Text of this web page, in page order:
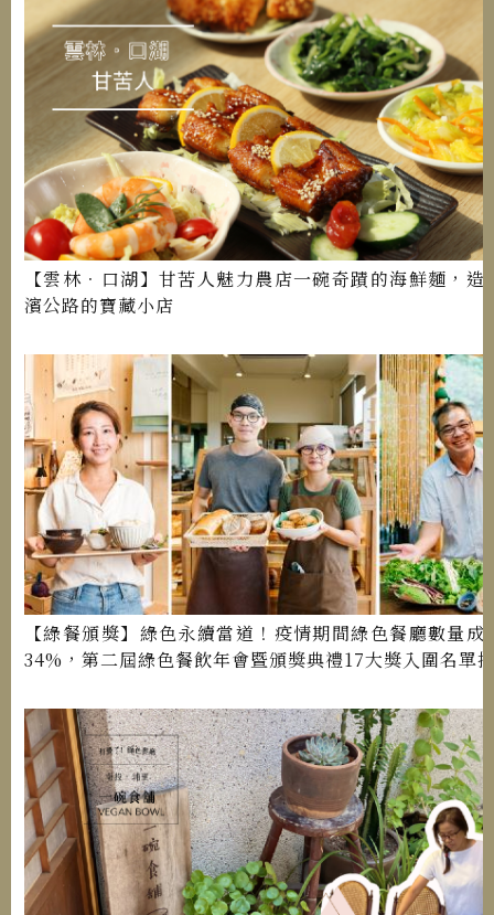
【雲林．口湖】甘苦人魅力農店一碗奇蹟的海鮮麵，造
濱公路的寶藏小店
【綠餐頒獎】綠色永續當道！疫情期間綠色餐廳數量成
34%，第二屆綠色餐飲年會暨頒獎典禮17大獎入圍名單